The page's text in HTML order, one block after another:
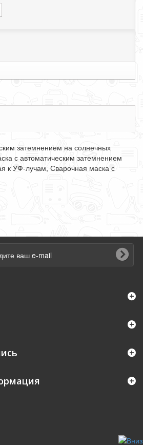
затемнением на солнечных
с автоматическим затемнением
к УФ-лучам, Сварочная маска с